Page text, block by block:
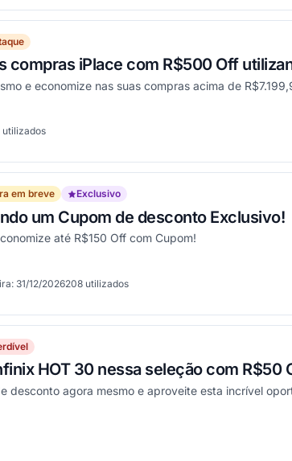
compras iPlace com R$500 Off
e economize nas suas compras acima de
funcionou
utilizados
em breve Exclusivo
um Cupom de desconto Exclusivo!
até R$150 Off com Cupom!
funcionou
31/12/2026208 utilizados
HOT 30 nessa seleção com R$50
desconto agora mesmo e aproveite esta incrível
funcionou